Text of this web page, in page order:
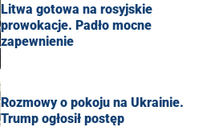
Litwa gotowa na rosyjskie
prowokacje. Padło mocne
zapewnienie
Rozmowy o pokoju na Ukrainie.
Trump ogłosił postęp